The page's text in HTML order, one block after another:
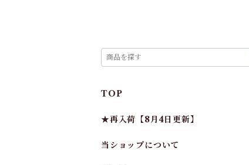
TOP
★再入荷【8月4日更新】
当ショップについて